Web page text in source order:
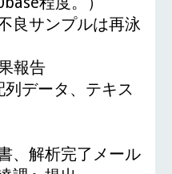
良サンプルは再泳
報告
データ、テキス
、解析完了メール